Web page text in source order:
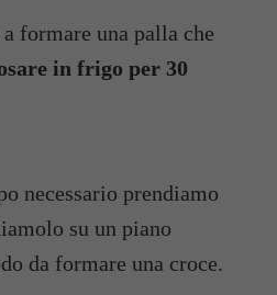
in frigo per 30
su un piano
da formare una croce.